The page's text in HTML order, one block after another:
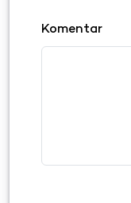
Komentar